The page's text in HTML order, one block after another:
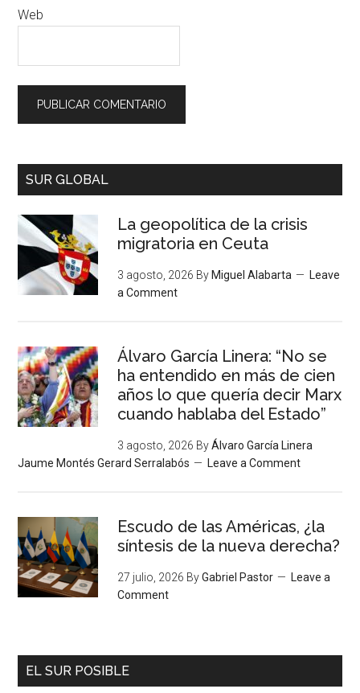
Web
SUR GLOBAL
La geopolítica de la crisis
migratoria en Ceuta
3 agosto, 2026 By Miguel Alabarta
Leave
a Comment
Álvaro García Linera: “No se
ha entendido en más de cien
años lo que quería decir Marx
cuando hablaba del Estado”
3 agosto, 2026 ByÁlvaro García Linera
Jaume Montés Gerard Serralabós
Leave a Comment
Escudo de las Américas, ¿la
síntesis de la nueva derecha?
27 julio, 2026 ByGabriel Pastor
Leave a
Comment
EL SUR POSIBLE